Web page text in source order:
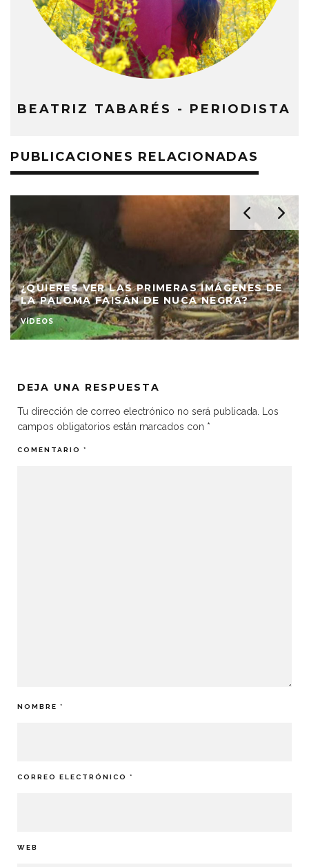
BEATRIZ TABARÉS - PERIODISTA
PUBLICACIONES RELACIONADAS
¿QUIERES VER LAS PRIMERAS IMÁGENES DE
LA PALOMA FAISÁN DE NUCA NEGRA?
VÍDEOS
DEJA UNA RESPUESTA
Tu dirección de correo electrónico no será publicada. Los
campos obligatorios están marcados con *
COMENTARIO *
NOMBRE *
CORREO ELECTRÓNICO *
WEB